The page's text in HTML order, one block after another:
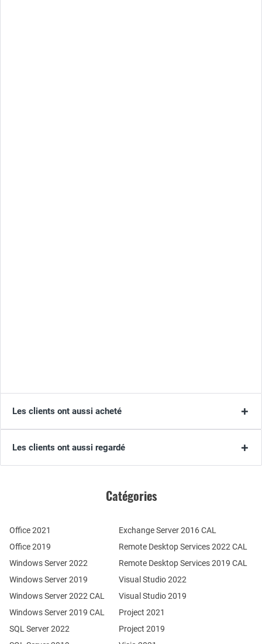
Les clients ont aussi acheté
Les clients ont aussi regardé
Catégories
Office 2021
Office 2019
Windows Server 2022
Windows Server 2019
SQL Server 2022
Windows Server 2022 CAL
Windows Server 2019 CAL
Remote Desktop Services 2022 CAL
Remote Desktop Services 2019 CAL
Exchange Server 2016 CAL
Visual Studio 2022
Visual Studio 2019
Project 2021
Project 2019